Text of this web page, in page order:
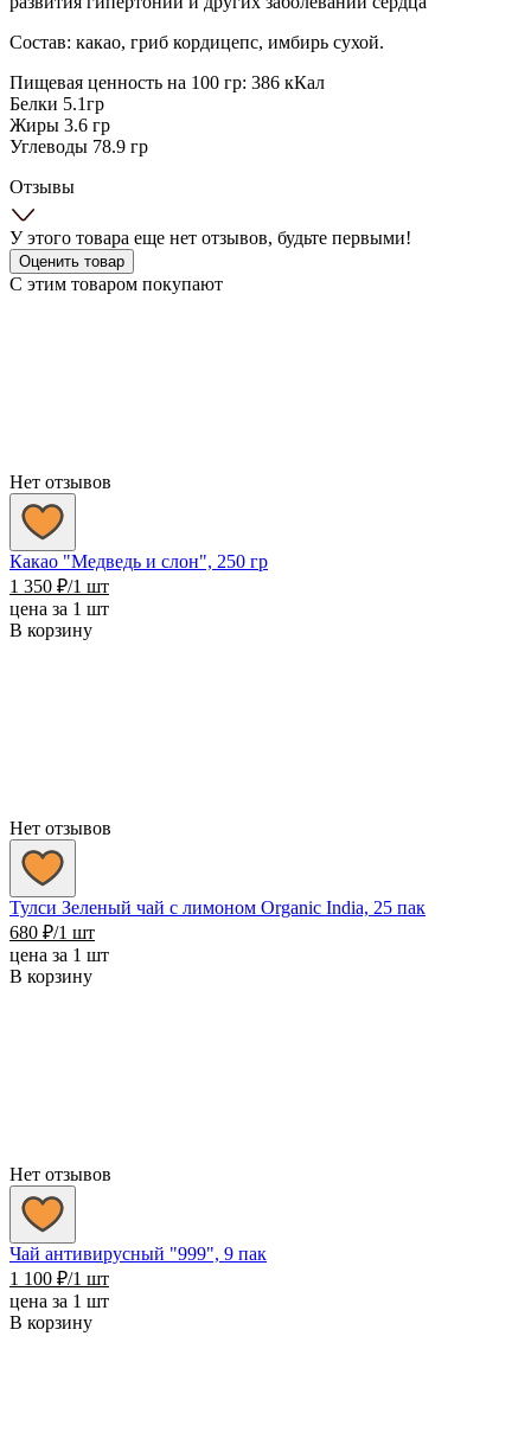
Состав: какао, гриб кордицепс, имбирь сухой.
Пищевая ценность на 100 гр: 386 кКал
Белки 5.1гр
Жиры 3.6 гр
Углеводы 78.9 гр
Отзывы
У этого товара еще нет отзывов, будьте первыми!
Оценить товар
С этим товаром покупают
Нет отзывов
Какао "Медведь и слон", 250 гр
1 350 ₽/1 шт
цена за 1 шт
В корзину
Нет отзывов
Тулси Зеленый чай с лимоном Organic India, 25 пак
680 ₽/1 шт
цена за 1 шт
В корзину
Нет отзывов
Чай антивирусный "999", 9 пак
1 100 ₽/1 шт
цена за 1 шт
В корзину